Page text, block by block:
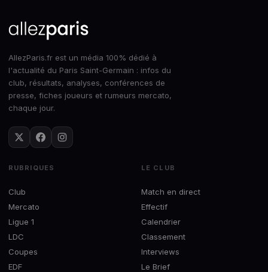
AllezParis.fr est un média 100% dédié à
l'actualité du Paris Saint-Germain : infos du
club, résultats, analyses, conférences de
presse, fiches joueurs et rumeurs mercato,
chaque jour.
RUBRIQUES
Club
Mercato
Ligue 1
LDC
Coupes
EDF
LE CLUB
Match en direct
Effectif
Calendrier
Classement
Interviews
Le Brief